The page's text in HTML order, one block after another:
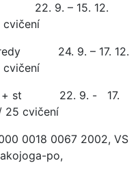
22. 9. – 15. 12.
– 17. 12.
9. - 17.
cvičení
0018 0067 2002, VS
po,